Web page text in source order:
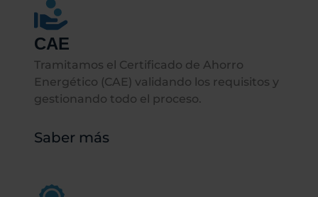
CAE
Tramitamos el Certificado de Ahorro
Energético (CAE) validando los requisitos y
gestionando todo el proceso.
Saber más